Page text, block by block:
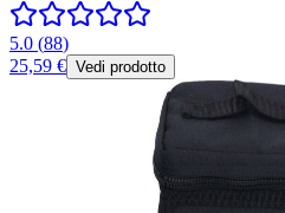
5.0 (88)
25,59 € Vedi prodotto